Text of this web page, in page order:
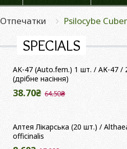
Отпечатки Psilocybe
SPECIALS
AK-47 (Auto.fem.) 1 шт. / АК-47 /
(дрібне насіння)
38.70₴ 64.50₴
Алтея Лікарська (20 шт.) /
officinalis